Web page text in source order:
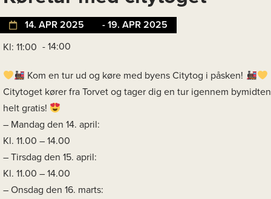
14. APR 2025
- 19. APR 2025
Kl: 11:00 - 14:00
Kom en tur ud og køre med byens Citytog i påsken!
Citytoget kører fra Torvet og tager dig en tur igennem bymidten
helt gratis!
– Mandag den 14. april:
Kl. 11.00 – 14.00
– Tirsdag den 15. april:
Kl. 11.00 – 14.00
– Onsdag den 16. marts: